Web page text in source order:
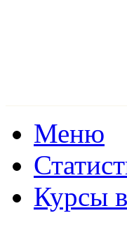
Меню
Курсы